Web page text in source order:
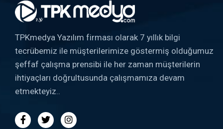
TPKmedya Yazılım firması olarak 7 yıllık bilgi
tecrübemiz ile müşterilerimize göstermiş olduğumuz
şeffaf çalışma prensibi ile her zaman müşterilerin
ihtiyaçları doğrultusunda çalışmamıza devam
etmekteyiz..